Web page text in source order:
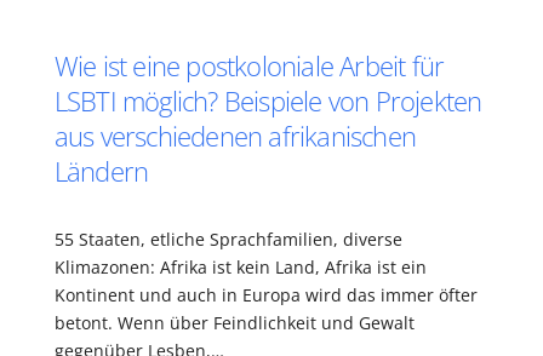
Wie ist eine postkoloniale Arbeit für
LSBTI möglich? Beispiele von Projekten
aus verschiedenen afrikanischen
Ländern
55 Staaten, etliche Sprachfamilien, diverse
Klimazonen: Afrika ist kein Land, Afrika ist ein
Kontinent und auch in Europa wird das immer öfter
betont. Wenn über Feindlichkeit und Gewalt
gegenüber Lesben,…